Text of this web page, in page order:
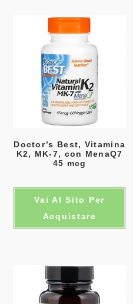
Doctor’s Best, Vitamina
K2, MK-7, con MenaQ7
45 mcg
Vai Al Sito Per
Acquistare